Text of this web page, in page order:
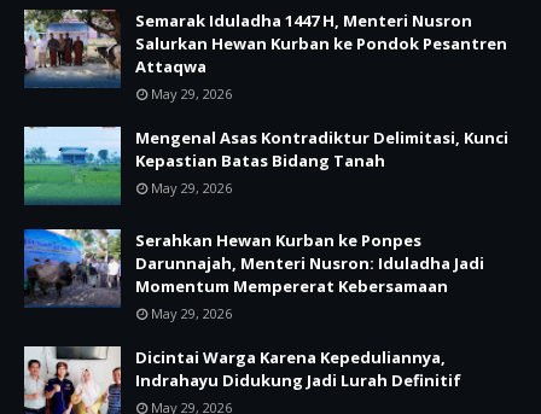
Semarak Iduladha 1447 H, Menteri Nusron
Salurkan Hewan Kurban ke Pondok Pesantren
Attaqwa
May 29, 2026
Mengenal Asas Kontradiktur Delimitasi, Kunci
Kepastian Batas Bidang Tanah
May 29, 2026
Serahkan Hewan Kurban ke Ponpes
Darunnajah, Menteri Nusron: Iduladha Jadi
Momentum Mempererat Kebersamaan
May 29, 2026
Dicintai Warga Karena Kepeduliannya,
Indrahayu Didukung Jadi Lurah Definitif
May 29, 2026